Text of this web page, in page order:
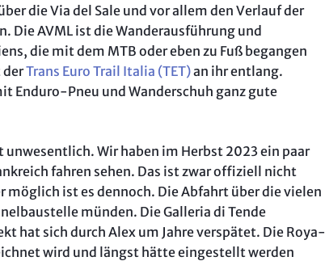
die Via del Sale und vor allem den Verlauf der
AVML ist die Wanderausführung und
die mit dem MTB oder eben zu Fuß begangen
derTrans Euro Trail Italia (TET)an ihr entlang.
Enduro-Pneu und Wanderschuh ganz gute
Wir haben im Herbst 2023 ein paar
fahren sehen. Das ist zwar offiziell nicht
ist es dennoch. Die Abfahrt über die vielen
münden. Die Galleria di Tende
hat sich durch Alex um Jahre verspätet. Die Roya-
wird und längst hätte eingestellt werden